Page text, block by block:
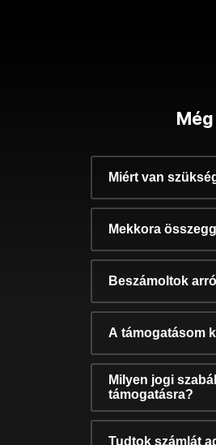
Miért van
Mekkora
Beszámoltok
A támogatásom
Milyen jogi
támogatásra?
Tudtok számlát